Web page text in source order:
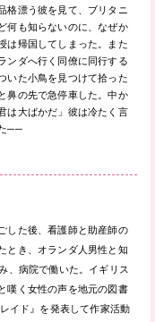
格漂う彼を見て、ブリタニ
何も知らないのに、なぜか
は帰国してしまった。また
ダへ行く同僚に同行する
いた小鳥を見つけて拾った
鼻の先で急停車した。中か
は大ばかだ」彼は冷たく言
──
した後、看護師と助産師の
とき、オランダ人男性と知
、病院で働いた。イギリス
嘆く女性の声を地元の図書
イド』を発表して作家活動